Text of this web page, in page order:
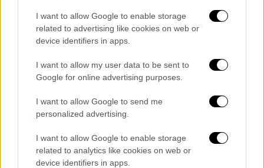
I want to allow Google to enable storage
related to advertising like cookies on web or
device identifiers in apps.
I want to allow my user data to be sent to
Google for online advertising purposes.
I want to allow Google to send me
personalized advertising.
I want to allow Google to enable storage
related to analytics like cookies on web or
device identifiers in apps.
Ανησυχία προκαλούν βίντεο που είχε
αναρτήσει στο παρελθόν η 35χρονη με
απειλές για τη ζωή της τραγουδίστριας